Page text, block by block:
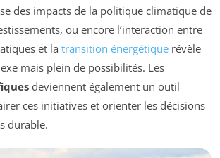
des impacts de la politique climatique de
ou encore l’interaction entre
et la transition énergétique révèle
mais plein de possibilités. Les
deviennent également un outil
ces initiatives et orienter les décisions
durable.